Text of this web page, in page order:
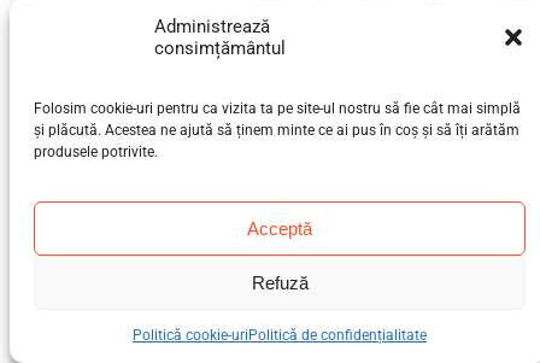
Administrează
consimțământul
Folosim cookie-uri pentru ca vizita ta pe site-ul nostru să fie cât mai simplă
și plăcută. Acestea ne ajută să ținem minte ce ai pus în coș și să îți arătăm
produsele potrivite.
Acceptă
Refuză
Politică cookie-uri Politică de confidențialitate
0–36 kgISOFIX